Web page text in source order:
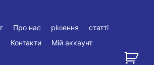
Про нас рішення
статті
Контакти Мій аккаунт